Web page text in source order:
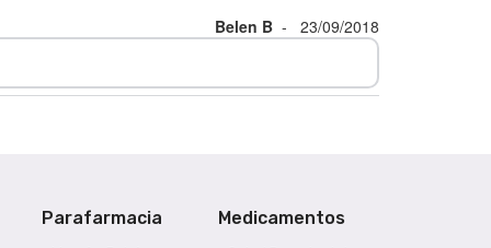
Belen B - 23/09/2018
Parafarmacia Medicamentos